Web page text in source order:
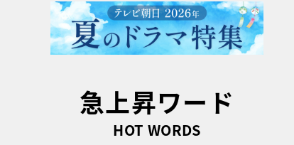
急上昇ワード
HOT WORDS